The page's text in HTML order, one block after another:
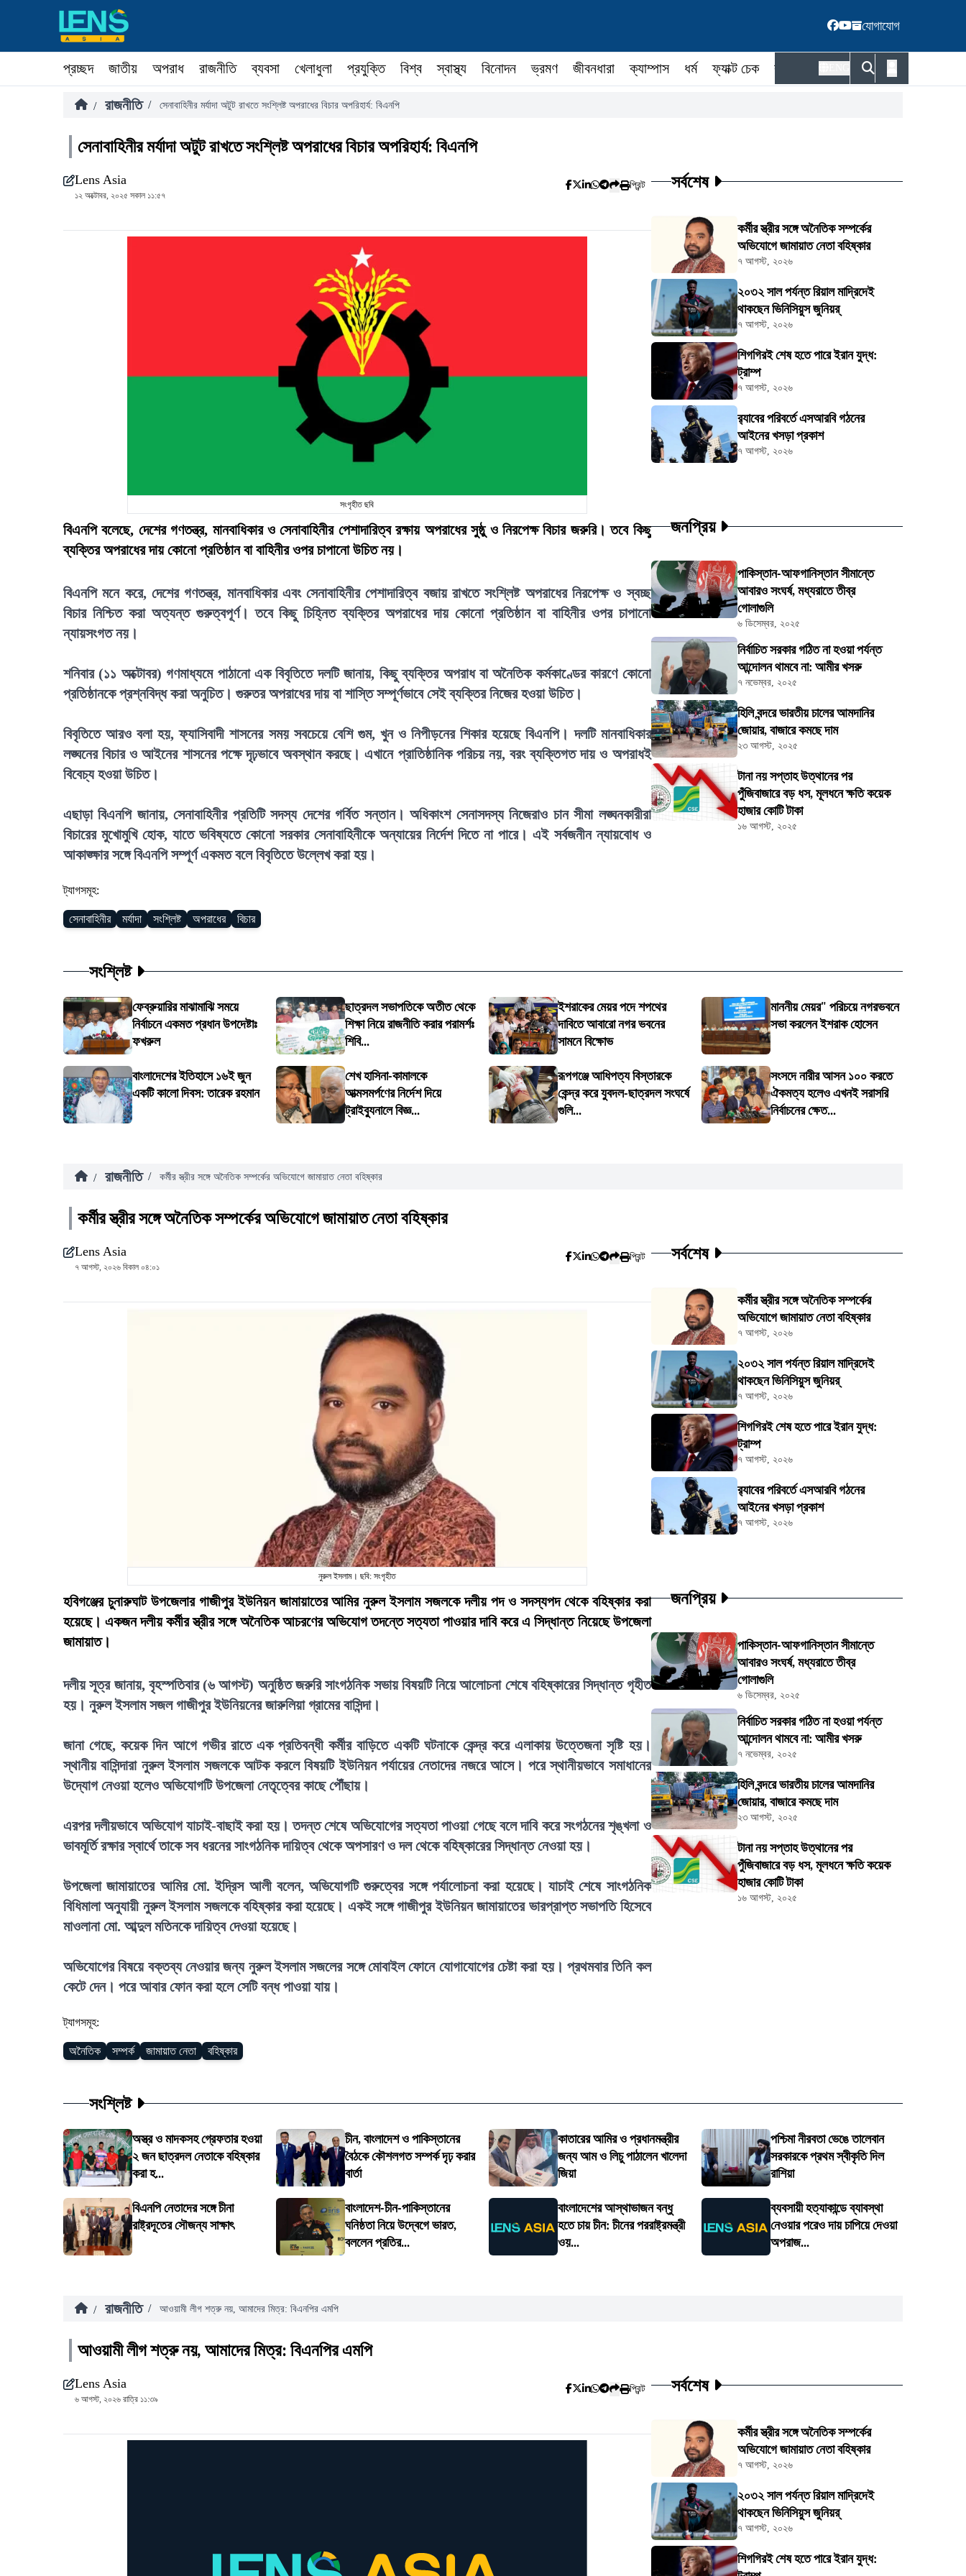
যোগাযোগ
প্রচ্ছদ জাতীয় অপরাধ রাজনীতি ব্যবসা খেলাধুলা প্রযুক্তি বিশ্ব স্বাস্থ্য বিনোদন ভ্রমণ জীবনধারা ক্যাম্পাস ধর্ম ফ্যাক্ট চেক কর্মকর্তা
/ রাজনীতি / সেনাবাহিনীর মর্যাদা অটুট রাখতে সংশ্লিষ্ট অপরাধের বিচার অপরিহার্য: বিএনপি
সেনাবাহিনীর মর্যাদা অটুট রাখতে সংশ্লিষ্ট অপরাধের বিচার অপরিহার্য: বিএনপি
Lens Asia
১২ অক্টোবর, ২০২৫ সকাল ১১:৫৭
প্রিন্ট
সংগৃহীত ছবি
বিএনপি বলেছে, দেশের গণতন্ত্র, মানবাধিকার ও সেনাবাহিনীর পেশাদারিত্ব রক্ষায় অপরাধের সুষ্ঠু ও নিরপেক্ষ বিচার জরুরি। তবে কিছু
ব্যক্তির অপরাধের দায় কোনো প্রতিষ্ঠান বা বাহিনীর ওপর চাপানো উচিত নয়।
বিএনপি মনে করে, দেশের গণতন্ত্র, মানবাধিকার এবং সেনাবাহিনীর পেশাদারিত্ব বজায় রাখতে সংশ্লিষ্ট অপরাধের নিরপেক্ষ ও স্বচ্ছ
বিচার নিশ্চিত করা অত্যন্ত গুরুত্বপূর্ণ। তবে কিছু চিহ্নিত ব্যক্তির অপরাধের দায় কোনো প্রতিষ্ঠান বা বাহিনীর ওপর চাপানো
ন্যায়সংগত নয়।
শনিবার (১১ অক্টোবর) গণমাধ্যমে পাঠানো এক বিবৃতিতে দলটি জানায়, কিছু ব্যক্তির অপরাধ বা অনৈতিক কর্মকাণ্ডের কারণে কোনো
প্রতিষ্ঠানকে প্রশ্নবিদ্ধ করা অনুচিত। গুরুতর অপরাধের দায় বা শাস্তি সম্পূর্ণভাবে সেই ব্যক্তির নিজের হওয়া উচিত।
বিবৃতিতে আরও বলা হয়, ফ্যাসিবাদী শাসনের সময় সবচেয়ে বেশি গুম, খুন ও নিপীড়নের শিকার হয়েছে বিএনপি। দলটি মানবাধিকার
লঙ্ঘনের বিচার ও আইনের শাসনের পক্ষে দৃঢ়ভাবে অবস্থান করছে। এখানে প্রাতিষ্ঠানিক পরিচয় নয়, বরং ব্যক্তিগত দায় ও অপরাধই
বিবেচ্য হওয়া উচিত।
এছাড়া বিএনপি জানায়, সেনাবাহিনীর প্রতিটি সদস্য দেশের গর্বিত সন্তান। অধিকাংশ সেনাসদস্য নিজেরাও চান সীমা লঙ্ঘনকারীরা
বিচারের মুখোমুখি হোক, যাতে ভবিষ্যতে কোনো সরকার সেনাবাহিনীকে অন্যায়ের নির্দেশ দিতে না পারে। এই সর্বজনীন ন্যায়বোধ ও
আকাঙ্ক্ষার সঙ্গে বিএনপি সম্পূর্ণ একমত বলে বিবৃতিতে উল্লেখ করা হয়।
ট্যাগসমূহ:
সেনাবাহিনীর মর্যাদা সংশ্লিষ্ট অপরাধের বিচার
সর্বশেষ
কর্মীর স্ত্রীর সঙ্গে অনৈতিক সম্পর্কের
অভিযোগে জামায়াত নেতা বহিষ্কার
৭ আগস্ট, ২০২৬
২০৩২ সাল পর্যন্ত রিয়াল মাদ্রিদেই
থাকছেন ভিনিসিয়ুস জুনিয়র্
৭ আগস্ট, ২০২৬
শিগগিরই শেষ হতে পারে ইরান যুদ্ধ:
ট্রাম্প
৭ আগস্ট, ২০২৬
র‍্যাবের পরিবর্তে এসআরবি গঠনের
আইনের খসড়া প্রকাশ
৭ আগস্ট, ২০২৬
জনপ্রিয়
পাকিস্তান-আফগানিস্তান সীমান্তে
আবারও সংঘর্ষ, মধ্যরাতে তীব্র
গোলাগুলি
৬ ডিসেম্বর, ২০২৫
নির্বাচিত সরকার গঠিত না হওয়া পর্যন্ত
আন্দোলন থামবে না: আমীর খসরু
৭ নভেম্বর, ২০২৫
হিলি বন্দরে ভারতীয় চালের আমদানির
জোয়ার, বাজারে কমছে দাম
২৩ আগস্ট, ২০২৫
টানা নয় সপ্তাহ উত্থানের পর
পুঁজিবাজারে বড় ধস, মূলধনে ক্ষতি কয়েক
হাজার কোটি টাকা
১৬ আগস্ট, ২০২৫
সংশ্লিষ্ট
ফেব্রুয়ারির মাঝামাঝি সময়ে
নির্বাচনে একমত প্রধান উপদেষ্টাঃ
ফখরুল
ছাত্রদল সভাপতিকে অতীত থেকে
শিক্ষা নিয়ে রাজনীতি করার পরামর্শঃ
শিবি...
ইশরাকের মেয়র পদে শপথের
দাবিতে আবারো নগর ভবনের
সামনে বিক্ষোভ
মাননীয় মেয়র" পরিচয়ে নগরভবনে
সভা করলেন ইশরাক হোসেন
বাংলাদেশের ইতিহাসে ১৬ই জুন
একটি কালো দিবস: তারেক রহমান
শেখ হাসিনা-কামালকে
আত্মসমর্পণের নির্দেশ দিয়ে
ট্রাইব্যুনালে বিজ্ঞ...
রূপগঞ্জে আধিপত্য বিস্তারকে
কেন্দ্র করে যুবদল-ছাত্রদল সংঘর্ষে
গুলি...
সংসদে নারীর আসন ১০০ করতে
ঐকমত্য হলেও এখনই সরাসরি
নির্বাচনের ক্ষেত...
/ রাজনীতি / কর্মীর স্ত্রীর সঙ্গে অনৈতিক সম্পর্কের অভিযোগে জামায়াত নেতা বহিষ্কার
কর্মীর স্ত্রীর সঙ্গে অনৈতিক সম্পর্কের অভিযোগে জামায়াত নেতা বহিষ্কার
Lens Asia
৭ আগস্ট, ২০২৬ বিকাল ০৪:০১
প্রিন্ট
নুরুল ইসলাম। ছবি: সংগৃহীত
হবিগঞ্জের চুনারুঘাট উপজেলার গাজীপুর ইউনিয়ন জামায়াতের আমির নুরুল ইসলাম সজলকে দলীয় পদ ও সদস্যপদ থেকে বহিষ্কার করা
হয়েছে। একজন দলীয় কর্মীর স্ত্রীর সঙ্গে অনৈতিক আচরণের অভিযোগ তদন্তে সত্যতা পাওয়ার দাবি করে এ সিদ্ধান্ত নিয়েছে উপজেলা
জামায়াত।
দলীয় সূত্র জানায়, বৃহস্পতিবার (৬ আগস্ট) অনুষ্ঠিত জরুরি সাংগঠনিক সভায় বিষয়টি নিয়ে আলোচনা শেষে বহিষ্কারের সিদ্ধান্ত গৃহীত
হয়। নুরুল ইসলাম সজল গাজীপুর ইউনিয়নের জারুলিয়া গ্রামের বাসিন্দা।
জানা গেছে, কয়েক দিন আগে গভীর রাতে এক প্রতিবন্ধী কর্মীর বাড়িতে একটি ঘটনাকে কেন্দ্র করে এলাকায় উত্তেজনা সৃষ্টি হয়।
স্থানীয় বাসিন্দারা নুরুল ইসলাম সজলকে আটক করলে বিষয়টি ইউনিয়ন পর্যায়ের নেতাদের নজরে আসে। পরে স্থানীয়ভাবে সমাধানের
উদ্যোগ নেওয়া হলেও অভিযোগটি উপজেলা নেতৃত্বের কাছে পৌঁছায়।
এরপর দলীয়ভাবে অভিযোগ যাচাই-বাছাই করা হয়। তদন্ত শেষে অভিযোগের সত্যতা পাওয়া গেছে বলে দাবি করে সংগঠনের শৃঙ্খলা ও
ভাবমূর্তি রক্ষার স্বার্থে তাকে সব ধরনের সাংগঠনিক দায়িত্ব থেকে অপসারণ ও দল থেকে বহিষ্কারের সিদ্ধান্ত নেওয়া হয়।
উপজেলা জামায়াতের আমির মো. ইদ্রিস আলী বলেন, অভিযোগটি গুরুত্বের সঙ্গে পর্যালোচনা করা হয়েছে। যাচাই শেষে সাংগঠনিক
বিধিমালা অনুযায়ী নুরুল ইসলাম সজলকে বহিষ্কার করা হয়েছে। একই সঙ্গে গাজীপুর ইউনিয়ন জামায়াতের ভারপ্রাপ্ত সভাপতি হিসেবে
মাওলানা মো. আব্দুল মতিনকে দায়িত্ব দেওয়া হয়েছে।
অভিযোগের বিষয়ে বক্তব্য নেওয়ার জন্য নুরুল ইসলাম সজলের সঙ্গে মোবাইল ফোনে যোগাযোগের চেষ্টা করা হয়। প্রথমবার তিনি কল
কেটে দেন। পরে আবার ফোন করা হলে সেটি বন্ধ পাওয়া যায়।
ট্যাগসমূহ:
অনৈতিক সম্পর্ক জামায়াত নেতা বহিষ্কার
সর্বশেষ
কর্মীর স্ত্রীর সঙ্গে অনৈতিক সম্পর্কের
অভিযোগে জামায়াত নেতা বহিষ্কার
৭ আগস্ট, ২০২৬
২০৩২ সাল পর্যন্ত রিয়াল মাদ্রিদেই
থাকছেন ভিনিসিয়ুস জুনিয়র্
৭ আগস্ট, ২০২৬
শিগগিরই শেষ হতে পারে ইরান যুদ্ধ:
ট্রাম্প
৭ আগস্ট, ২০২৬
র‍্যাবের পরিবর্তে এসআরবি গঠনের
আইনের খসড়া প্রকাশ
৭ আগস্ট, ২০২৬
জনপ্রিয়
পাকিস্তান-আফগানিস্তান সীমান্তে
আবারও সংঘর্ষ, মধ্যরাতে তীব্র
গোলাগুলি
৬ ডিসেম্বর, ২০২৫
নির্বাচিত সরকার গঠিত না হওয়া পর্যন্ত
আন্দোলন থামবে না: আমীর খসরু
৭ নভেম্বর, ২০২৫
হিলি বন্দরে ভারতীয় চালের আমদানির
জোয়ার, বাজারে কমছে দাম
২৩ আগস্ট, ২০২৫
টানা নয় সপ্তাহ উত্থানের পর
পুঁজিবাজারে বড় ধস, মূলধনে ক্ষতি কয়েক
হাজার কোটি টাকা
১৬ আগস্ট, ২০২৫
সংশ্লিষ্ট
অস্ত্র ও মাদকসহ গ্রেফতার হওয়া
২ জন ছাত্রদল নেতাকে বহিষ্কার
করা হ...
চীন, বাংলাদেশ ও পাকিস্তানের
বৈঠকে কৌশলগত সম্পর্ক দৃঢ় করার
বার্তা
কাতারের আমির ও প্রধানমন্ত্রীর
জন্য আম ও লিচু পাঠালেন খালেদা
জিয়া
পশ্চিমা নীরবতা ভেঙে তালেবান
সরকারকে প্রথম স্বীকৃতি দিল
রাশিয়া
বিএনপি নেতাদের সঙ্গে চীনা
রাষ্ট্রদূতের সৌজন্য সাক্ষাৎ
বাংলাদেশ-চীন-পাকিস্তানের
ঘনিষ্ঠতা নিয়ে উদ্বেগে ভারত,
বললেন প্রতির...
বাংলাদেশের আস্থাভাজন বন্ধু
হতে চায় চীন: চীনের পররাষ্ট্রমন্ত্রী
ওয়...
ব্যবসায়ী হত্যাকান্ডে ব্যাবস্থা
নেওয়ার পরেও দায় চাপিয়ে দেওয়া
অপরাজ...
/ রাজনীতি / আওয়ামী লীগ শত্রু নয়, আমাদের মিত্র: বিএনপির এমপি
আওয়ামী লীগ শত্রু নয়, আমাদের মিত্র: বিএনপির এমপি
Lens Asia
৬ আগস্ট, ২০২৬ রাত্রি ১১:৩৯
প্রিন্ট সর্বশেষ
কর্মীর স্ত্রীর সঙ্গে অনৈতিক সম্পর্কের
অভিযোগে জামায়াত নেতা বহিষ্কার
৭ আগস্ট, ২০২৬
২০৩২ সাল পর্যন্ত রিয়াল মাদ্রিদেই
থাকছেন ভিনিসিয়ুস জুনিয়র্
৭ আগস্ট, ২০২৬
শিগগিরই শেষ হতে পারে ইরান যুদ্ধ: